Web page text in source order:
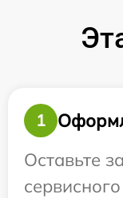
1
Оставьте